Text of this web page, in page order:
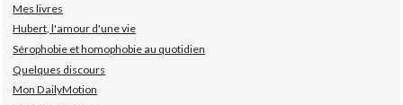
Mes livres
Hubert, l'amour d'une vie
Sérophobie et homophobie au quotidien
Quelques discours
Mon DailyMotion